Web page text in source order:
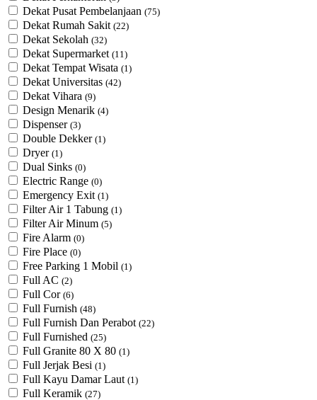
Dekat Pusat Pembelanjaan (75)
Dekat Rumah Sakit (22)
Dekat Sekolah (32)
Dekat Supermarket (11)
Dekat Tempat Wisata (1)
Dekat Universitas (42)
Dekat Vihara (9)
Design Menarik (4)
Dispenser (3)
Double Dekker (1)
Dryer (1)
Dual Sinks (0)
Electric Range (0)
Emergency Exit (1)
Filter Air 1 Tabung (1)
Filter Air Minum (5)
Fire Alarm (0)
Fire Place (0)
Free Parking 1 Mobil (1)
Full AC (2)
Full Cor (6)
Full Furnish (48)
Full Furnish Dan Perabot (22)
Full Furnished (25)
Full Granite 80 X 80 (1)
Full Jerjak Besi (1)
Full Kayu Damar Laut (1)
Full Keramik (27)